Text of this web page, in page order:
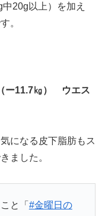
20g以上）を加え
。
11.7㎏） ウエス
になる皮下脂肪もス
ました。
こと「 #金曜日の